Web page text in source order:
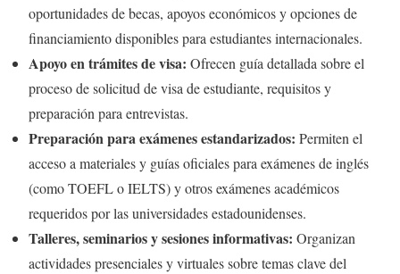
oportunidades de becas, apoyos económicos y opciones de
financiamiento disponibles para estudiantes internacionales.
Apoyo en trámites de visa: Ofrecen guía detallada sobre el
proceso de solicitud de visa de estudiante, requisitos y
preparación para entrevistas.
Preparación para exámenes estandarizados: Permiten el
acceso a materiales y guías oficiales para exámenes de inglés
(como TOEFL o IELTS) y otros exámenes académicos
requeridos por las universidades estadounidenses.
Talleres, seminarios y sesiones informativas: Organizan
actividades presenciales y virtuales sobre temas clave del